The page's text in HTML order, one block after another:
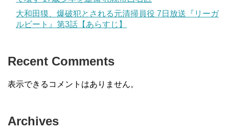
大和田獏、爆破犯とされる元清掃員役 7日放送『リーガ
ルビート』第3話【あらすじ】
Recent Comments
表示できるコメントはありません。
Archives